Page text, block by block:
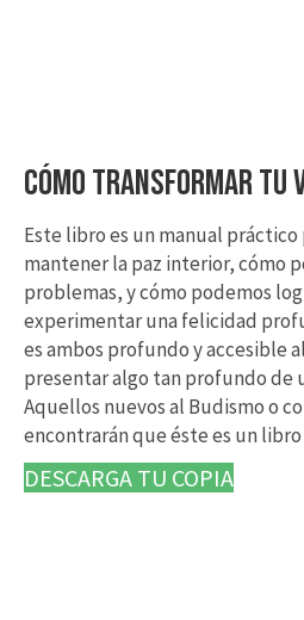
CÓMO TRANSFORMAR TU
Este libro es un manual
mantener la paz interior, cómo
problemas, y cómo podemos
experimentar una felicidad
es ambos profundo y accesible
presentar algo tan profundo de
Aquellos nuevos al Budismo o
encontrarán que éste es un
DESCARGA TU COPIA